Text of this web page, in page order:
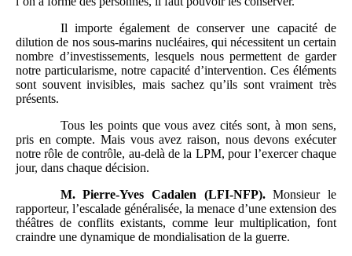
Il importe également de conserver une capacité de
dilution de nos sous-marins nucléaires, qui nécessitent un certain
nombre d’investissements, lesquels nous permettent de garder
notre particularisme, notre capacité d’intervention. Ces éléments
sont souvent invisibles, mais sachez qu’ils sont vraiment très
présents.
Tous les points que vous avez cités sont, à mon sens,
pris en compte. Mais vous avez raison, nous devons exécuter
notre rôle de contrôle, au-delà de la LPM, pour l’exercer chaque
jour, dans chaque décision.
M. Pierre-Yves Cadalen (LFI-NFP).Monsieur le
rapporteur, l’escalade généralisée, la menace d’une extension des
théâtres de conflits existants, comme leur multiplication, font
craindre une dynamique de mondialisation de la guerre.